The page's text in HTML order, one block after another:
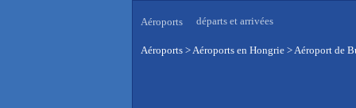
Aéroports départs et arrivées
Aéroports >Aéroports en Hongrie >Aéroport de